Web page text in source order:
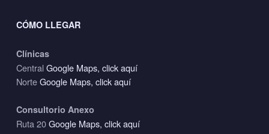
CÓMO LLEGAR
Clínicas
CentralGoogle Maps, click aquí
NorteGoogle Maps, click aquí
Consultorio Anexo
Ruta 20Google Maps, click aquí